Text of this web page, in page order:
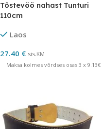
Tõstevöö nahast Tunturi
110cm
Laos
27.40 € sis.KM
Maksa kolmes võrdses osas 3 x 9.13€